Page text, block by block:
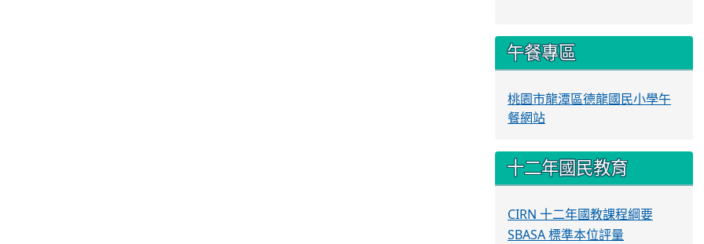
午餐專區
桃園市龍潭區德龍國民小學午
餐網站
十二年國民教育
CIRN 十二年國教課程綱要
SBASA 標準本位評量